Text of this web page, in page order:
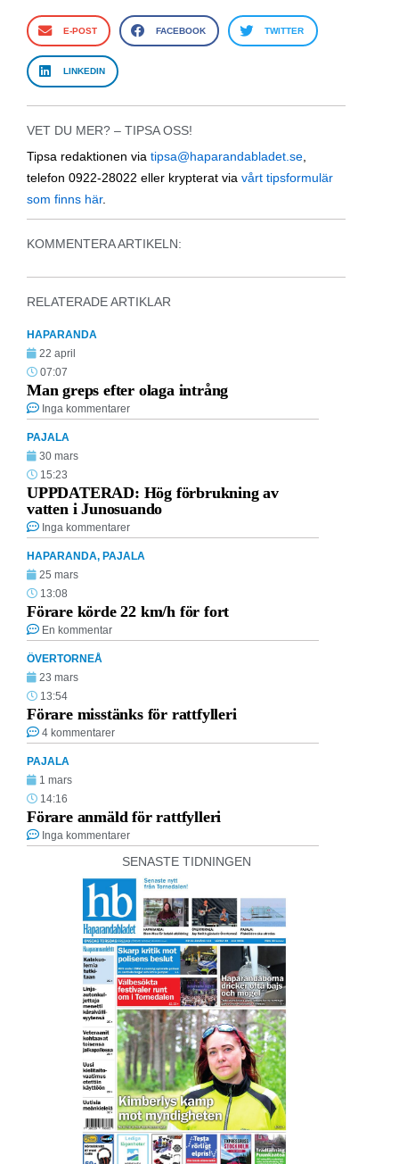
E-POST FACEBOOK TWITTER
LINKEDIN
VET DU MER? – TIPSA OSS!
Tipsa redaktionen via tipsa@haparandabladet.se
telefon 0922-28022 eller krypterat via vårt tipsformulär
som finns här.
KOMMENTERA ARTIKELN:
RELATERADE ARTIKLAR
HAPARANDA
22 april
07:07
Man greps efter olaga intrång
Inga kommentarer
PAJALA
30 mars
15:23
UPPDATERAD: Hög förbrukning av
vatten i Junosuando
Inga kommentarer
HAPARANDA, PAJALA
25 mars
13:08
Förare körde 22 km/h för fort
En kommentar
ÖVERTORNEÅ
23 mars
13:54
Förare misstänks för rattfylleri
4 kommentarer
PAJALA
1 mars
14:16
Förare anmäld för rattfylleri
Inga kommentarer
SENASTE TIDNINGEN